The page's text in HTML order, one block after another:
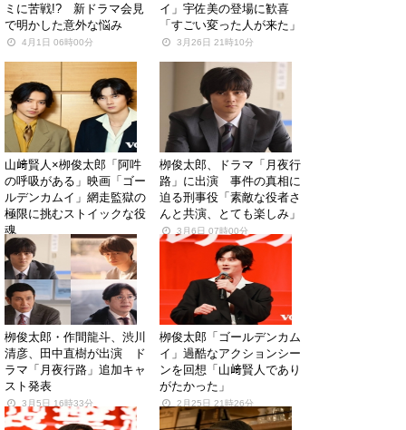
ミに苦戦!? 新ドラマ会見
で明かした意外な悩み
4月1日 06時00分
イ」宇佐美の登場に歓喜
「すごい変った人が来た」
3月26日 21時10分
山﨑賢人×栁俊太郎「阿吽
の呼吸がある」映画「ゴー
ルデンカムイ」網走監獄の
極限に挑むストイックな役
魂
3月19日 07時00分
栁俊太郎、ドラマ「月夜行
路」に出演 事件の真相に
迫る刑事役「素敵な役者さ
んと共演、とても楽しみ」
3月6日 07時00分
栁俊太郎・作間龍斗、渋川
清彦、田中直樹が出演 ド
ラマ「月夜行路」追加キャ
スト発表
3月5日 16時33分
栁俊太郎「ゴールデンカム
イ」過酷なアクションシー
ンを回想「山﨑賢人であり
がたかった」
2月25日 21時26分